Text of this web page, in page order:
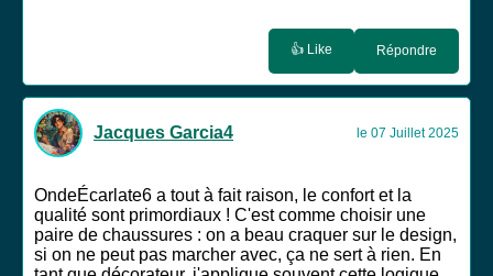
👍 Like Répondre
Jacques Garcia4 le 07 Juillet 2025
OndeÉcarlate6 a tout à fait raison, le confort et la
qualité sont primordiaux ! C'est comme choisir une
paire de chaussures : on a beau craquer sur le design,
si on ne peut pas marcher avec, ça ne sert à rien. En